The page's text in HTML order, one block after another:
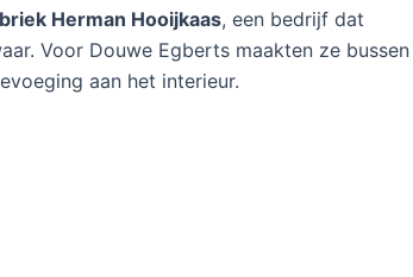
Herman Hooijkaas, een bedrijf dat
Voor Douwe Egberts maakten ze
aan het interieur.